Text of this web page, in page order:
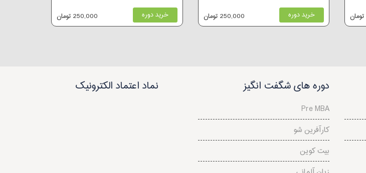
خرید دوره 250,000 تومان خرید دوره 250,000 تومان
دوره های شگفت انگیز
Pre MBA
کارآفرین شو
بیت کوین
نماد اعتماد الکترونیک